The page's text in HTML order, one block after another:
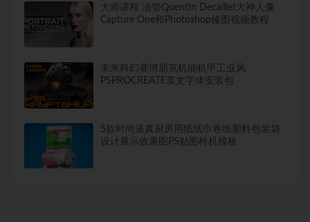
大师课程 油管Quentin Decaillet大神人像
Capture One和Photoshop修图视频教程
未来科幻赛博朋克机能机甲工业风
PSPROCREATE英文字体安装包
5款时尚逼真厨房用纸纸巾卷纸塑料包装袋
设计展示效果图PS贴图样机模板